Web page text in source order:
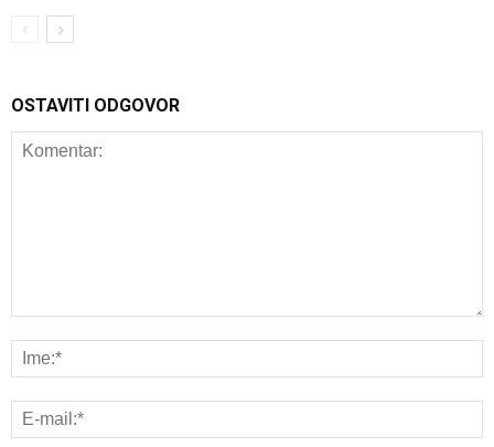
OSTAVITI ODGOVOR